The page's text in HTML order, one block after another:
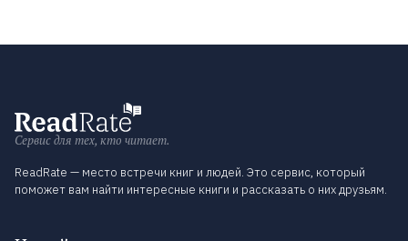
Сервис для тех, кто читает.
ReadRate — место встречи книг и людей. Это сервис, который
поможет вам найти интересные книги и рассказать о них друзьям.